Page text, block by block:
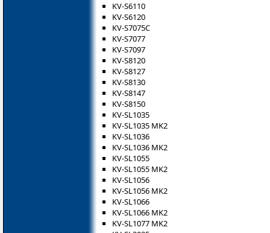
KV-S6110
KV-S6120
KV-S7075C
KV-S7077
KV-S7097
KV-S8120
KV-S8127
KV-S8130
KV-S8147
KV-S8150
KV-SL1035
KV-SL1035 MK2
KV-SL1036
KV-SL1036 MK2
KV-SL1055
KV-SL1055 MK2
KV-SL1056
KV-SL1056 MK2
KV-SL1066
KV-SL1066 MK2
KV-SL1077 MK2